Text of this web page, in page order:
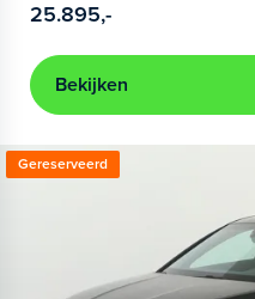
25.895,-
Bekijken
Gereserveerd